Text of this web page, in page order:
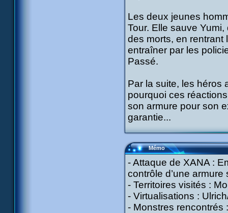
Les deux jeunes
Tour. Elle sauve
des morts, en rentrant
entraîner par les
Passé.
Par la suite, les héros
pourquoi ces
son armure pour son
garantie...
Mémo
- Attaque de XANA :
contrôle d’une armure
- Territoires visités :
- Virtualisations :
- Monstres rencontrés